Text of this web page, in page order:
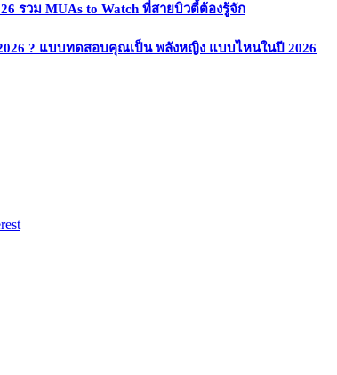
รวม MUAs to Watch ที่สายบิวตี้ต้องรู้จัก
2026 ? แบบทดสอบคุณเป็น พลังหญิง แบบไหนในปี 2026